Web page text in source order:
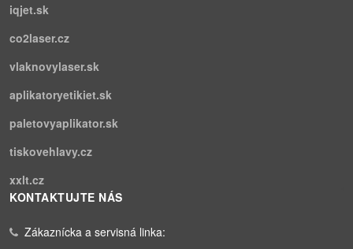
iqjet.sk
co2laser.cz
vlaknovylaser.sk
aplikatoryetikiet.sk
paletovyaplikator.sk
tiskovehlavy.cz
xxlt.cz
KONTAKTUJTE NÁS
Zákaznícka a servisná linka: